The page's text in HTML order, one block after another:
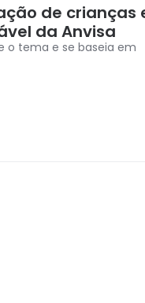
de crianças
da Anvisa
o tema e se baseia em